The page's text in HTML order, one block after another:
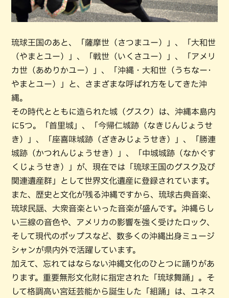
琉球王国のあと、「薩摩世（さつまユー）」、「大和世
（やまとユー）」、「戦世（いくさユー）」、「アメリ
カ世（あめりかユー）」、「沖縄・大和世（うちなー･
やまとユー）」と、さまざまな呼ばれ方をしてきた沖
縄。
その時代とともに造られた城（グスク）は、沖縄本島内
に5つ。「首里城」、「今帰仁城跡（なきじんじょうせ
き）」、「座喜味城跡（ざきみじょうせき）」、「勝連
城跡（かつれんじょうせき）」、「中城城跡（なかぐす
くじょうせき）」が、現在では「琉球王国のグスク及び
関連遺産群」として世界文化遺産に登録されています。
また、歴史と文化が残る沖縄ですから、琉球古典音楽、
琉球民謡、大衆音楽といった音楽が盛んです。沖縄らし
い三線の音色や、アメリカの影響を強く受けたロック、
そして現代のポップスなど、数多くの沖縄出身ミュージ
シャンが県内外で活躍しています。
加えて、忘れてはならない沖縄文化のひとつに踊りがあ
ります。重要無形文化財に指定された「琉球舞踊」。そ
して格調高い宮廷芸能から誕生した「組踊」は、ユネス